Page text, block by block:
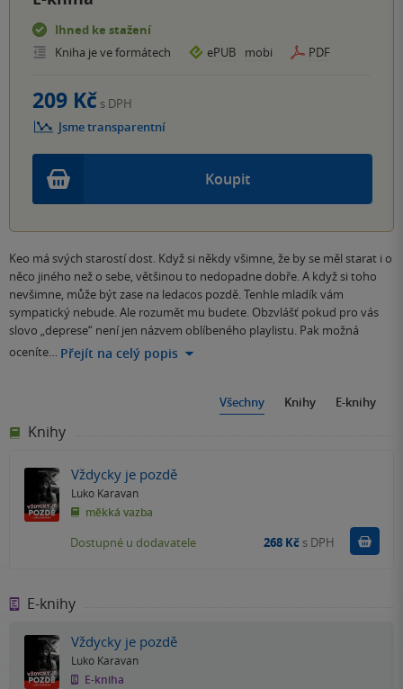
Ihned ke stažení
Kniha je ve formátech
ePUB mobi PDF
Koupit
209 Kč s DPH
Jsme transparentní
Keo má svých starostí dost. Když si někdy všimne, že by se měl starat i o
něco jiného než o sebe, většinou to nedopadne dobře. A když si toho
nevšimne, může být zase na ledacos pozdě. Tenhle mladík vám
sympatický nebude. Ale rozumět mu budete. Obzvlášť pokud pro vás
slovo „deprese“ není jen názvem oblíbeného playlistu. Pak možná
oceníte… Přejít na celý popis
Všechny Knihy E-knihy
Knihy
Vždycky je pozdě
Luko Karavan
měkká vazba
Dostupné u dodavatele 268 Kč s DPH
E-knihy
Vždycky je pozdě
Luko Karavan
E-kniha